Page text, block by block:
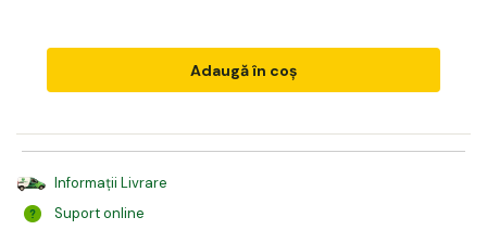
Adaugă în coș
Informații Livrare
Suport online